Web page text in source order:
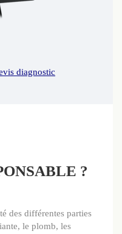
diagnostic
?
des différentes parties
le plomb, les